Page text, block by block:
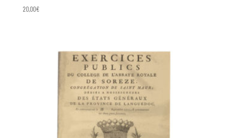
20,00€